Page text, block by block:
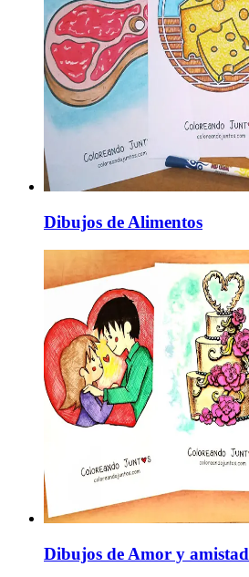
Dibujos de Alimentos
Dibujos de Amor y amistad